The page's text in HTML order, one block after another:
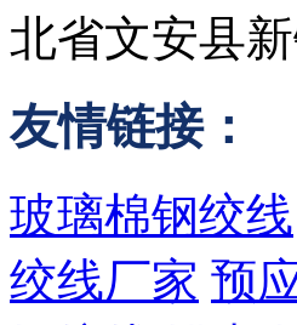
北省文安县
友情链接：
玻璃棉钢绞线
绞线厂家 预